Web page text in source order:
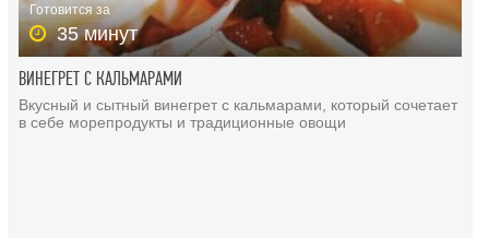
Готовится за
35 минут
ВИНЕГРЕТ С КАЛЬМАРАМИ
Вкусный и сытный винегрет с кальмарами, который сочетает
в себе морепродукты и традиционные овощи